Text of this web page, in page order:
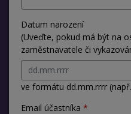
Datum narození
(Uveďte, pokud má být na
zaměstnavatele či
ve formátu dd.mm.rrrr
Email účastníka